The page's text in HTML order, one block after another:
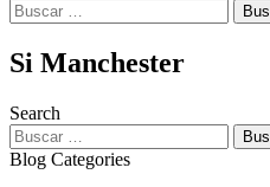
Buscar:
Si Manchester
Search
Buscar:
Blog Categories